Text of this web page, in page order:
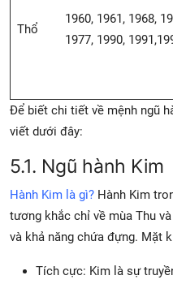
Thổ
1960, 1961, 1968,
1977, 1990,
Để biết chi tiết về mệnh ngũ
viết dưới đây:
5.1. Ngũ hành Kim
Hành Kim là gì? Hành Kim
tương khắc chỉ về mùa Thu
và khả năng chứa đựng. Mặt
Tích cực: Kim là sự